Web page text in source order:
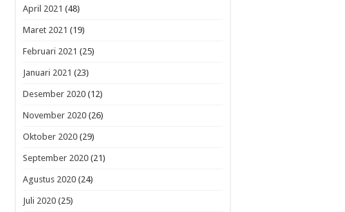
April 2021 (48)
Maret 2021 (19)
Februari 2021 (25)
Januari 2021 (23)
Desember 2020 (12)
November 2020 (26)
Oktober 2020 (29)
September 2020 (21)
Agustus 2020 (24)
Juli 2020 (25)